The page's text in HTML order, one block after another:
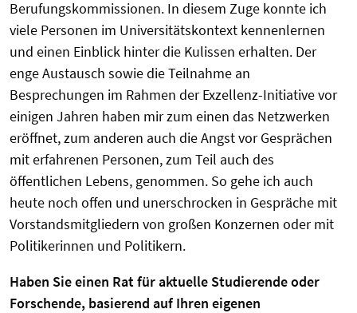
Berufungskommissionen. In diesem Zuge konnte ich
viele Personen im Universitätskontext kennenlernen
und einen Einblick hinter die Kulissen erhalten. Der
enge Austausch sowie die Teilnahme an
Besprechungen im Rahmen der Exzellenz-Initiative vor
einigen Jahren haben mir zum einen das Netzwerken
eröffnet, zum anderen auch die Angst vor Gesprächen
mit erfahrenen Personen, zum Teil auch des
öffentlichen Lebens, genommen. So gehe ich auch
heute noch offen und unerschrocken in Gespräche mit
Vorstandsmitgliedern von großen Konzernen oder mit
Politikerinnen und Politikern.
Haben Sie einen Rat für aktuelle Studierende oder
Forschende, basierend auf Ihren eigenen